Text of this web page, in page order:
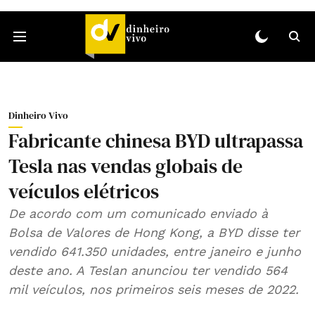
Dinheiro Vivo
Fabricante chinesa BYD ultrapassa
Tesla nas vendas globais de
veículos elétricos
De acordo com um comunicado enviado à
Bolsa de Valores de Hong Kong, a BYD disse ter
vendido 641.350 unidades, entre janeiro e junho
deste ano. A Teslan anunciou ter vendido 564
mil veículos, nos primeiros seis meses de 2022.